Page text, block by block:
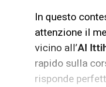
In questo
attenzione il
vicino all’Al
rapido sulla
risponde